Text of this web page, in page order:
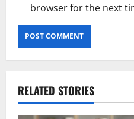
browser for the next
RELATED STORIES